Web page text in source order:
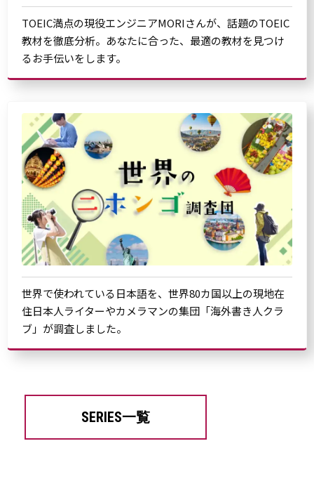
TOEIC満点の現役エンジニアMORIさんが、話題のTOEIC
教材を徹底分析。あなたに合った、最適の教材を見つけ
るお手伝いをします。
世界で使われている日本語を、世界80カ国以上の現地在
住日本人ライターやカメラマンの集団「海外書き人クラ
ブ」が調査しました。
SERIES一覧